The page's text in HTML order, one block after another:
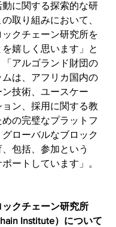
に関する探索的な研
取り組みにおいて、
クチェーン研究所を
嬉しく思います」と
アルゴランド財団の
は、アフリカ国内の
技術、ユースケー
ン、採用に関する教
の完璧なプラットフ
ローバルなブロック
包括、参加という
ートしています」。
クチェーン研究所
Institute）​について